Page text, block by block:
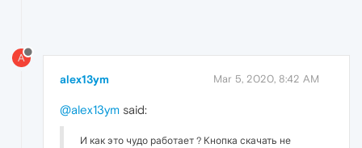
A
alex13ym Mar 5, 2020, 8:42 AM
@alex13ym said:
И как это чудо работает ? Кнопка скачать не